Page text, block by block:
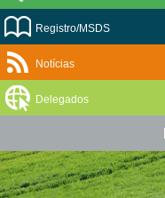
Registro/MSDS
Notícias
Delegados